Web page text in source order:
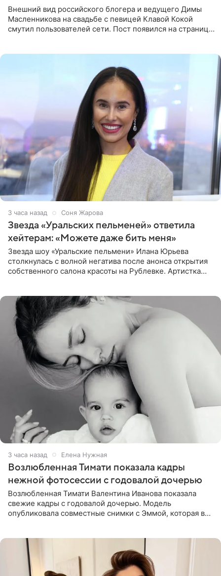
Внешний вид российского блогера и ведущего Димы
Масленникова на свадьбе с певицей Клавой Кокой
смутил пользователей сети. Пост появился на странице
3 часа назад Соня Жарова
Звезда «Уральских пельменей» ответила
хейтерам: «Можете даже бить меня»
Звезда шоу «Уральские пельмени» Илана Юрьева
столкнулась с волной негатива после анонса открытия
собственного салона красоты на Рублевке. Артистка
3 часа назад Елена Нужная
Возлюбленная Тимати показала кадры
нежной фотосессии с годовалой дочерью
Возлюбленная Тимати Валентина Иванова показала
свежие кадры с годовалой дочерью. Модель
опубликовала совместные снимки с Эммой, которая в